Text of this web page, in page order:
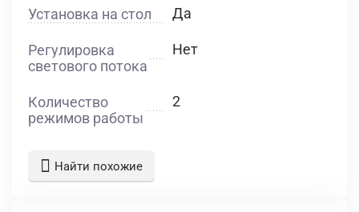
Установка на стол Да
Регулировка
светового потока
Нет
Количество
режимов работы
2
Найти похожие